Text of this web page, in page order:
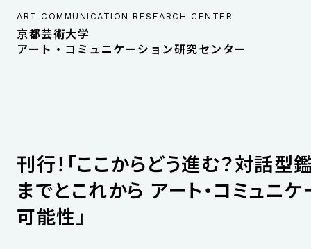
ART COMMUNICATION RESEARCH CENTER
京都芸術大学
アート・コミュニケーション研究センター
刊行！「ここからどう進む？対話型
までとこれから アート・コミュニケ
可能性」